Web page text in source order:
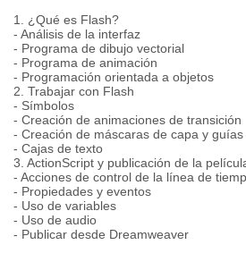
1. ¿Qué es Flash?
- Análisis de la interfaz
- Programa de dibujo vectorial
- Programa de animación
- Programación orientada a objetos
2. Trabajar con Flash
- Símbolos
- Creación de animaciones de transición
- Creación de máscaras de capa y
- Cajas de texto
3. ActionScript y publicación de la
- Acciones de control de la línea de
- Propiedades y eventos
- Uso de variables
- Uso de audio
- Publicar desde Dreamweaver